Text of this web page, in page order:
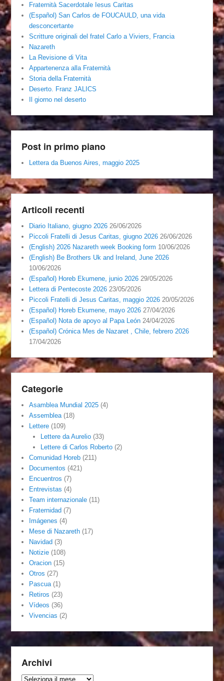
Fraternità Sacerdotale Iesus Caritas
(Español) San Carlos de FOUCAULD, una vida
desconcertante
Scritture originali del fratel Carlo a Viviers, Francia
Nazareth
La Revisione di Vita
Appartenenza alla Fraternità
Storia della Fraternità
Deserto. Franz JALICS
Il giorno nel deserto
Post in primo piano
Lettera da Buenos Aires, maggio 2025
Articoli recenti
Diario Italiano, giugno 2026 26/06/2026
Piccoli Fratelli di Jesus Caritas, giugno 2026 26/06/2026
(English) 2026 Nazareth week Booking form 10/06/2026
(English) Be Brothers Uk and Ireland, June 2026
10/06/2026
(Español) Horeb Ekumene, junio 2026 29/05/2026
Lettera di Pentecoste 2026 23/05/2026
Piccoli Fratelli di Jesus Caritas, maggio 2026 20/05/2026
(Español) Horeb Ekumene, mayo 2026 27/04/2026
(Español) Nota de apoyo al Papa León 24/04/2026
(Español) Crónica Mes de Nazaret , Chile, febrero 2026
17/04/2026
Categorie
Asamblea Mundial 2025 (4)
Assemblea (18)
Lettere (109)
Lettere da Aurelio(33)
Lettere di Carlos Roberto(2)
Comunidad Horeb (211)
Documentos (421)
Encuentros (7)
Entrevistas (4)
Team internazionale (11)
Fraternidad (7)
Imágenes (4)
Mese di Nazareth (17)
Navidad (3)
Notizie (108)
Oracion (15)
Otros (27)
Pascua (1)
Retiros (23)
Vídeos (36)
Vivencias (2)
Archivi
Archivi